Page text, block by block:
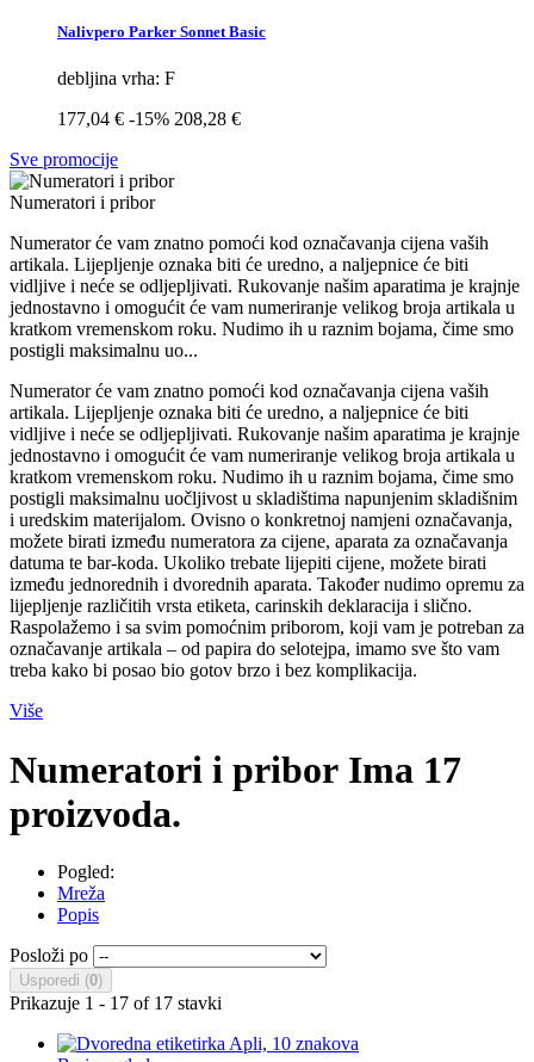
Nalivpero Parker Sonnet Basic
debljina vrha: F
177,04 € -15% 208,28 €
Sve promocije
Numeratori i pribor
Numeratorće vam znatno pomoći kod označavanja cijena vaših
artikala. Lijepljenje oznaka biti će uredno, a naljepnice će biti
vidljive i neće se odljepljivati. Rukovanje našim aparatima je krajnje
jednostavno i omogućit će vam numeriranje velikog broja artikala u
kratkom vremenskom roku. Nudimo ih u raznim bojama, čime smo
postigli maksimalnu uo...
Numeratorće vam znatno pomoći kod označavanja cijena vaših
artikala. Lijepljenje oznaka biti će uredno, a naljepnice će biti
vidljive i neće se odljepljivati. Rukovanje našim aparatima je krajnje
jednostavno i omogućit će vam numeriranje velikog broja artikala u
kratkom vremenskom roku. Nudimo ih u raznim bojama, čime smo
postigli maksimalnu uočljivost u skladištima napunjenim skladišnim
i uredskim materijalom. Ovisno o konkretnoj namjeni označavanja,
možete birati između numeratora za cijene, aparata za označavanja
datuma te bar-koda. Ukoliko trebate lijepiti cijene, možete birati
između jednorednih i dvorednih aparata. Također nudimo opremu za
lijepljenje različitih vrsta etiketa, carinskih deklaracija i slično.
Raspolažemo i sa svim pomoćnim priborom, koji vam je potreban za
označavanje artikala – od papira do selotejpa, imamo sve što vam
treba kako bi posao bio gotov brzo i bez komplikacija.
Više
Numeratori i pribor Ima 17
proizvoda.
Pogled:
Mreža
Popis
Posloži po
Usporedi (0)
Prikazuje 1 - 17 of 17 stavki